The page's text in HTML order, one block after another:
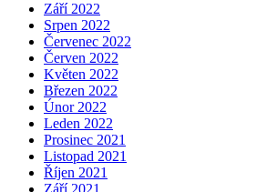
Září 2022
Srpen 2022
Červenec 2022
Červen 2022
Květen 2022
Březen 2022
Únor 2022
Leden 2022
Prosinec 2021
Listopad 2021
Říjen 2021